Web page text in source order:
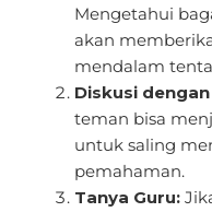
Mengetahui
akan
mendalam
Diskusi
teman bisa
untuk saling
pemahaman.
Tanya Guru: